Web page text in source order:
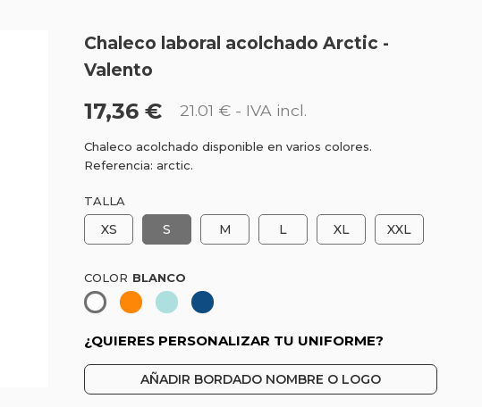
Chaleco laboral acolchado Arctic -
Valento
17,36 € 21.01 € - IVA incl.
Chaleco acolchado disponible en varios colores.
Referencia: arctic.
TALLA
XS S M L XL XXL
COLOR
BlancoNaranja-CelesteAzul
¿QUIERES PERSONALIZAR TU UNIFORME?
AÑADIR BORDADO NOMBRE O LOGO